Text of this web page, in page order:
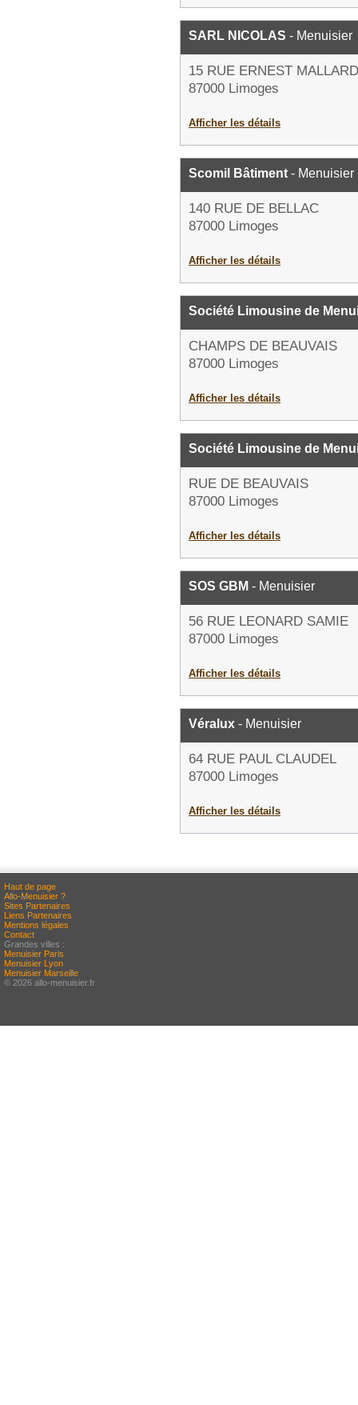
SARL NICOLAS - Menuisier
15 RUE ERNEST MALLARD
87000 Limoges
Afficher les détails
Scomil Bâtiment - Menuisier
140 RUE DE BELLAC
87000 Limoges
Afficher les détails
Société Limousine de
CHAMPS DE BEAUVAIS
87000 Limoges
Afficher les détails
Société Limousine de
RUE DE BEAUVAIS
87000 Limoges
Afficher les détails
SOS GBM - Menuisier
56 RUE LEONARD SAMIE
87000 Limoges
Afficher les détails
Véralux - Menuisier
64 RUE PAUL CLAUDEL
87000 Limoges
Afficher les détails
Haut de page
Allo-Menuisier ?
Sites Partenaires
Liens Partenaires
Mentions légales
Contact
Grandes villes :
Menuisier Paris
Menuisier Lyon
Menuisier Marseille
© 2026 allo-menuisier.fr